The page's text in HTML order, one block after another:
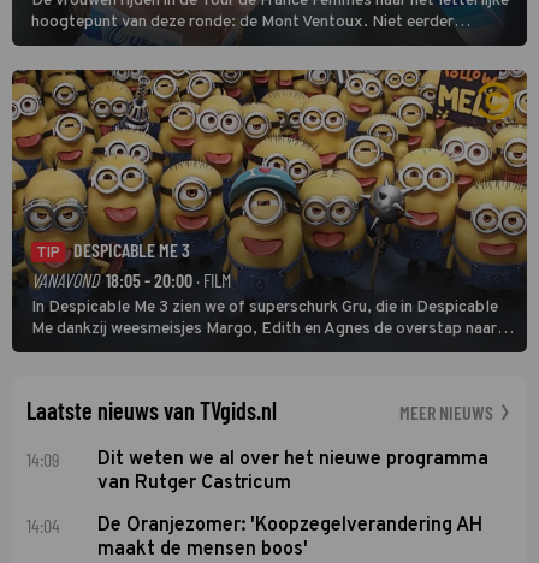
hoogtepunt van deze ronde: de Mont Ventoux. Niet eerder
finishten de vrouwen voor deze koers op deze kale col uit de
buitencategorie. De aanloop naar de slotklim is vlak.
TIP
DESPICABLE ME 3
VANAVOND 18:05 - 20:00· FILM
In Despicable Me 3 zien we of superschurk Gru, die in Despicable
Me dankzij weesmeisjes Margo, Edith en Agnes de overstap naar
het rechte pad maakte, ook op dat pad weet te blijven.
Laatste nieuws van TVgids.nl MEER NIEUWS
14:09
Dit weten we al over het nieuwe programma
van Rutger Castricum
14:04
De Oranjezomer: 'Koopzegelverandering AH
maakt de mensen boos'